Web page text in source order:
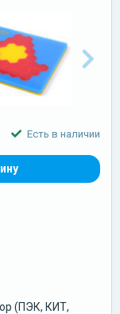
Есть в наличии
(ПЭК, КИТ,